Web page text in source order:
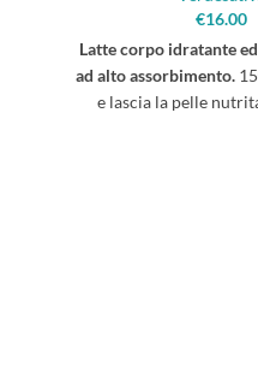
€16.00
Latte corpo idratante
ad alto assorbimento.
e lascia la pelle